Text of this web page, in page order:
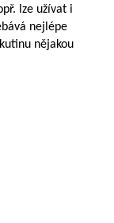
lze užívat i
nejlépe
nějakou